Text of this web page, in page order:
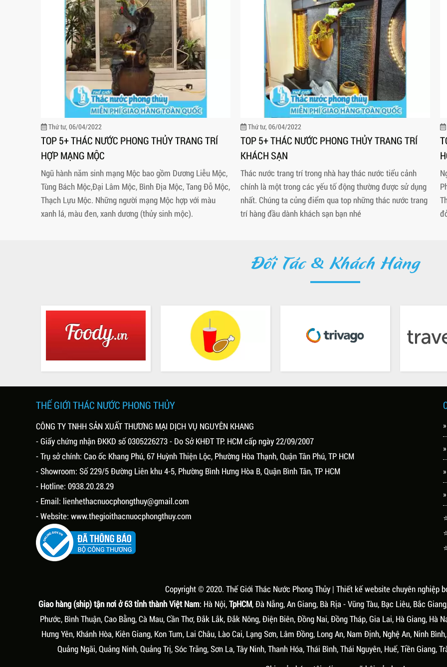
Thứ tư, 06/04/2022
TOP 5+ THÁC NƯỚC PHONG THỦY TRANG TRÍ
HỢP MẠNG MỘC
Ngũ hành năm sinh mạng Mộc bao gồm Dương Liễu Mộc,
Tùng Bách Mộc,Đại Lâm Mộc, Bình Địa Mộc, Tang Đỗ Mộc,
Thạch Lựu Mộc. Những người mạng Mộc hợp với màu
xanh lá, màu đen, xanh dương (thủy sinh mộc).
Thứ tư, 06/04/2022
TOP 5+ THÁC NƯỚC PHONG THỦY TRANG TRÍ
KHÁCH SẠN
Thác nước trang trí trong nhà hay thác nước tiểu cảnh
chính là một trong các yếu tố động thường được sử dụng
nhất. Chúng ta củng điểm qua top những thác nước trang
trí hàng đầu dành khách sạn bạn nhé
Đối Tác & Khách Hàng
THẾ GIỚI THÁC NƯỚC PHONG THỦY
CÔNG TY TNHH SẢN XUẤT THƯƠNG MẠI DỊCH VỤ NGUYÊN KHANG
- Giấy chứng nhận ĐKKD số 0305226273 - Do Sở KHĐT TP. HCM cấp ngày 22/09/2007
- Trụ sở chính: Cao ốc Khang Phú, 67 Huỳnh Thiện Lộc, Phường Hòa Thạnh, Quận Tân Phú, TP HCM
- Showroom: Số 229/5 Đường Liên khu 4-5, Phường Bình Hưng Hòa B, Quận Bình Tân, TP HCM
- Hotline: 0938.20.28.29
- Email: lienhethacnuocphongthuy@gmail.com
- Website: www.thegioithacnuocphongthuy.com
Copyright © 2020. Thế Giới Thác Nước Phong Thủy | Thiết kế website chuyên nghiệp
Giao hàng (ship) tận nơi ở 63 tỉnh thành Việt Nam: Hà Nội,TpHCM, Đà Nẵng, An Giang, Bà Rịa - Vũng Tàu, Bạc Liêu, Bắc
Phước, Bình Thuận, Cao Bằng, Cà Mau, Cần Thơ, Đắk Lắk, Đắk Nông, Điện Biên, Đồng Nai, Đồng Tháp, Gia Lai, Hà Giang, Hà
Hưng Yên, Khánh Hòa, Kiên Giang, Kon Tum, Lai Châu, Lào Cai, Lạng Sơn, Lâm Đồng, Long An, Nam Định, Nghệ An, Ninh
Quảng Ngãi, Quảng Ninh, Quảng Trị, Sóc Trăng, Sơn La, Tây Ninh, Thanh Hóa, Thái Bình, Thái Nguyên, Huế, Tiền Giang,